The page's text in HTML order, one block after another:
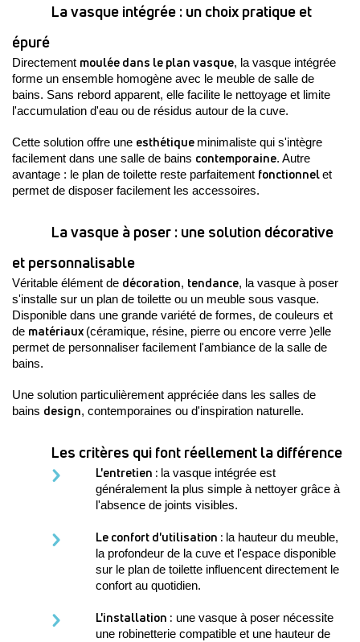
La vasque intégrée : un choix pratique et
épuré
Directement moulée dans le plan vasque, la vasque intégrée
forme un ensemble homogène avec le meuble de salle de
bains. Sans rebord apparent, elle facilite le nettoyage et limite
l'accumulation d'eau ou de résidus autour de la cuve.
Cette solution offre une esthétique minimaliste qui s'intègre
facilement dans une salle de bains contemporaine. Autre
avantage : le plan de toilette reste parfaitement fonctionnel et
permet de disposer facilement les accessoires.
La vasque à poser : une solution décorative
et personnalisable
Véritable élément de décoration, tendance, la vasque à poser
s'installe sur un plan de toilette ou un meuble sous vasque.
Disponible dans une grande variété de formes, de couleurs et
de matériaux (céramique, résine, pierre ou encore verre )elle
permet de personnaliser facilement l'ambiance de la salle de
bains.
Une solution particulièrement appréciée dans les salles de
bains design, contemporaines ou d'inspiration naturelle.
Les critères qui font réellement la différence
L'entretien : la vasque intégrée est
généralement la plus simple à nettoyer grâce à
l'absence de joints visibles.
Le confort d'utilisation : la hauteur du meuble,
la profondeur de la cuve et l'espace disponible
sur le plan de toilette influencent directement le
confort au quotidien.
L'installation : une vasque à poser nécessite
une robinetterie compatible et une hauteur de